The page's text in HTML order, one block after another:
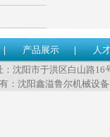
产品展示
人
：沈阳市于洪区白山路16
：沈阳鑫溢鲁尔机械设